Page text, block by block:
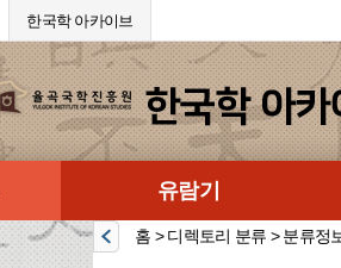
한국학 아카이브
유람기
홈 > 디렉토리 분류 > 분류정